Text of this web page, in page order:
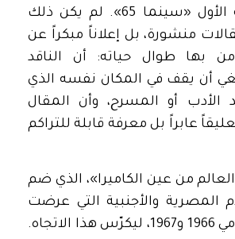
1965 في كتابه الأول «سينما 65». لم يكن ذلك
منشورة، بل إعلاناً مبكراً عن
بها طوال حياته: أن الناقد
أن يقف في المكان نفسه الذي
الأدب أو المسرح، وأن المقال
عابراً بل معرفة قابلة للتراكم
من عين الكاميرا»، الذي ضم
المصرية والأجنبية التي عرضت
في مصر في عامي 1966 و1967، ليكرّس هذا الاتجاه.